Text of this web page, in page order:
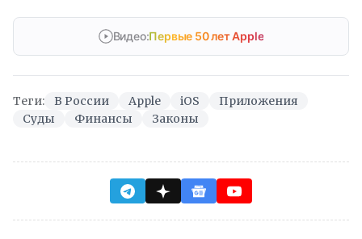
Видео:Первые 50 лет Apple
Теги: В России Apple iOS
Приложения
Суды
Финансы Законы